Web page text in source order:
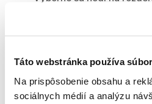
Táto webstránka používa
Na prispôsobenie obsahu a
sociálnych médií a analýzu
piesčitej pôdy, na
Podobné produkty